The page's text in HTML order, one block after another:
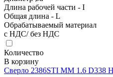
Длина рабочей части - I
Общая длина - L
Обрабатываемый материал
с НДС/ без НДС
Количество
В корзину
Сверло 2386STI MM 1.6 D338